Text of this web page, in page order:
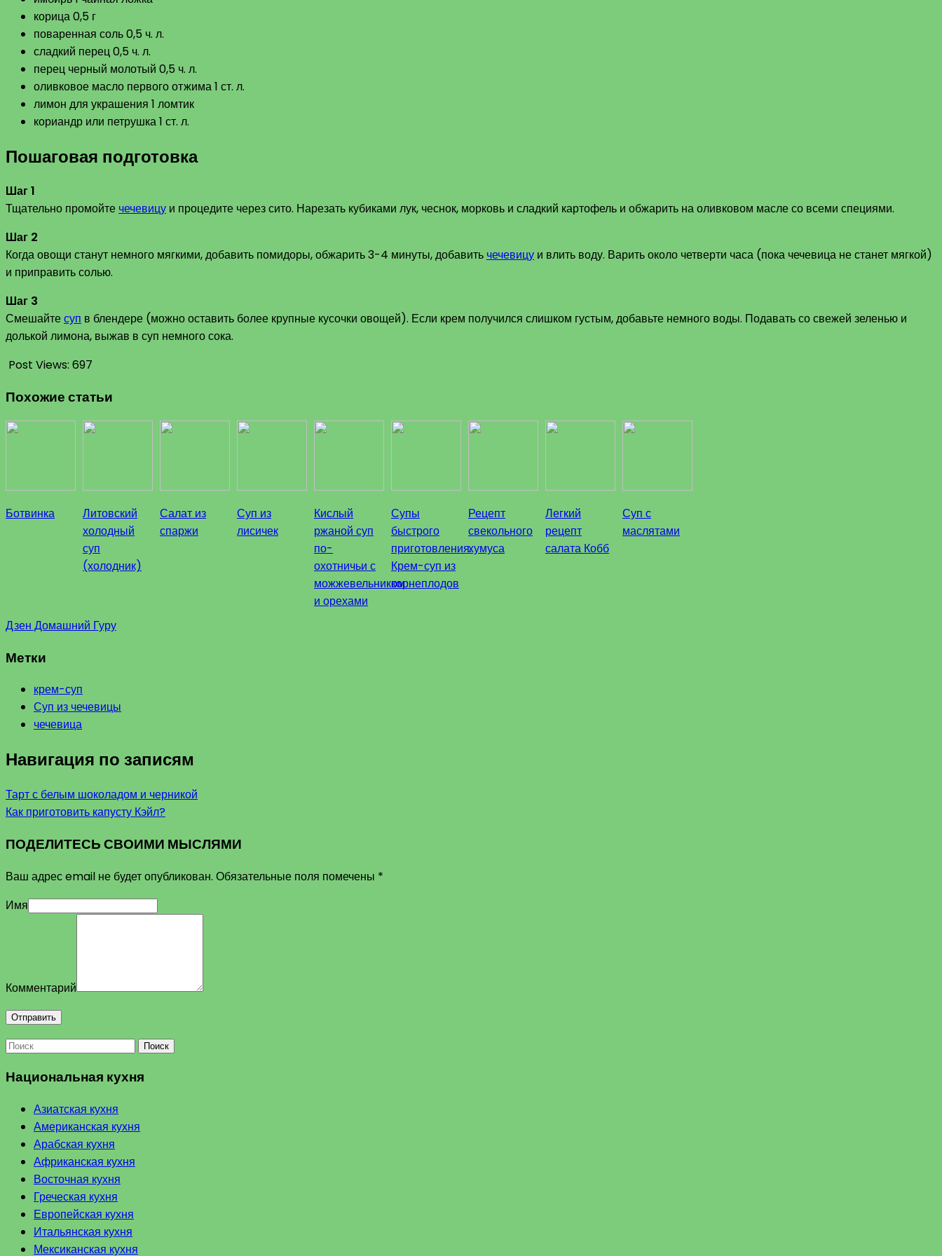
корица 0,5 г
поваренная соль 0,5 ч. л.
сладкий перец 0,5 ч. л.
перец черный молотый 0,5 ч. л.
оливковое масло первого отжима 1 ст. л.
лимон для украшения 1 ломтик
кориандр или петрушка 1 ст. л.
Пошаговая подготовка
Шаг 1
Тщательно промойте чечевицу и процедите через сито. Нарезать кубиками лук, чеснок, морковь и сладкий картофель и обжарить на оливковом масле со всеми специями.
Шаг 2
Когда овощи станут немного мягкими, добавить помидоры, обжарить 3-4 минуты, добавить чечевицу и влить воду. Варить около четверти часа (пока чечевица не станет мягкой)
и приправить солью.
Шаг 3
Смешайтесуп в блендере (можно оставить более крупные кусочки овощей). Если крем получился слишком густым, добавьте немного воды. Подавать со свежей зеленью и
долькой лимона, выжав в суп немного сока.
Post Views: 697
Похожие статьи
Ботвинка
Литовский
холодный
суп
(холодник)
Салат из
спаржи
Суп из
лисичек
Кислый
ржаной суп
по-
охотничьи с
можжевельником
и орехами
Супы
быстрого
приготовления.
Крем-суп из
корнеплодов
Рецепт
свекольного
хумуса
Легкий
рецепт
салата Кобб
Суп с
маслятами
Дзен Домашний Гуру
Метки
крем-суп
Суп из чечевицы
чечевица
Навигация по записям
Тарт с белым шоколадом и черникой
Как приготовить капусту Кэйл?
ПОДЕЛИТЕСЬ СВОИМИ МЫСЛЯМИ
Ваш адрес email не будет опубликован. Обязательные поля помечены *
Имя
Комментарий
Поиск
Национальная кухня
Азиатская кухня
Американская кухня
Арабская кухня
Африканская кухня
Восточная кухня
Греческая кухня
Европейская кухня
Итальянская кухня
Мексиканская кухня